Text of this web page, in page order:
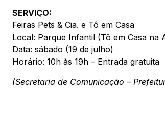
SERVIÇO:
Feiras Pets & Cia. e Tô em Casa
Local: Parque Infantil (Tô em Casa na
Data: sábado (19 de julho)
Horário: 10h às 19h – Entrada gratuita
(Secretaria de Comunicação –